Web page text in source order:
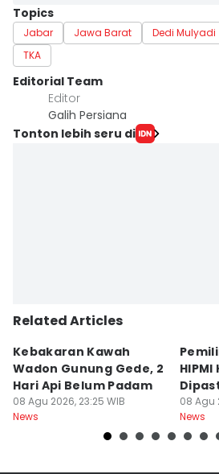
Topics
Jabar Jawa Barat Dedi Mulyadi
TKA
Editorial Team
Editor
Galih Persiana
Tonton lebih seru di
Related Articles
Kebakaran Kawah
Wadon Gunung Gede, 2
Hari Api Belum Padam
08 Agu 2026, 23:25 WIB
News
08 Agu
News